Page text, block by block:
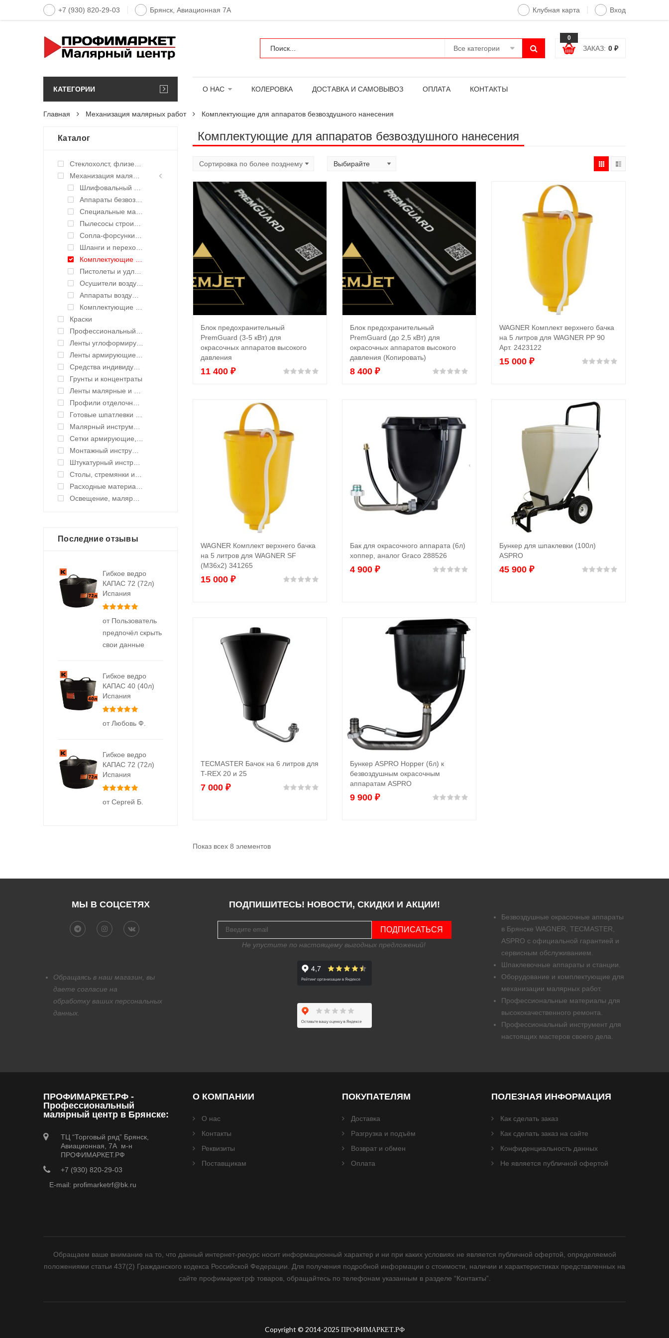
+7 (930) 820-29-03 Брянск, Авиационная 7А Клубная карта Вход
Все категории
0
ЗАКАЗ: 0 ₽
КАТЕГОРИИ О НАС КОЛЕРОВКА ДОСТАВКА И САМОВЫВОЗ ОПЛАТА КОНТАКТЫ
Главная Механизация малярных работ Комплектующие для аппаратов безвоздушного нанесения
Комплектующие для аппаратов безвоздушного нанесения
В корзину
Блок предохранительный
PremGuard (3-5 кВт) для
окрасочных аппаратов высокого
давления
11 400 ₽ из 5
В корзину
Блок предохранительный
PremGuard (до 2,5 кВт) для
окрасочных аппаратов высокого
давления (Копировать)
8 400 ₽
В корзину
WAGNER Комплект верхнего бачка
на 5 литров для WAGNER PP 90
Арт. 2423122
15 000 ₽
В корзину
WAGNER Комплект верхнего бачка
на 5 литров для WAGNER SF
(M36x2) 341265
15 000 ₽
В корзину
Бак для окрасочного аппарата (6л)
хоппер, аналог Graco 288526
4 900 ₽ из 5
В корзину
Бункер для шпаклевки (100л)
ASPRO
45 900 ₽
В корзину
TECMASTER Бачок на 6 литров для
T-REX 20 и 25
7 000 ₽ из 5
В корзину
Бункер ASPRO Hopper (6л) к
безвоздушным окрасочным
аппаратам ASPRO
9 900 ₽
Показ всех 8 элементов
Каталог
Стеклохолст, флизелин малярный
Механизация малярных работ
Шлифовальный электроинструмент
Аппараты безвоздушного нанесения
Специальные масла TSL и жидкости для окрасочных аппаратов
Пылесосы строительные
Сопла-форсунки для безвоздушного нанесения
Шланги и переходники для окрасочных аппаратов
Комплектующие для аппаратов безвоздушного нанесения
Пистолеты и удлинители для безвоздушного нанесения
Осушители воздуха
Аппараты воздушного нанесения
Комплектующие для краскораспылителей воздушного нанесения
Краски
Профессиональный инструмент и оборудование
Ленты углоформирующие, углозащитные
Ленты армирующие для швов и стыков
Средства индивидуальной защиты (СИЗ)
Грунты и концентраты
Ленты малярные и укрывные материалы
Профили отделочные для ГКЛ
Готовые шпатлевки и клея
Малярный инструмент ручной
Сетки армирующие, ленты уплотнительные
Монтажный инструмент
Штукатурный инструмент
Столы, стремянки и подмости
Расходные материалы
Освещение, малярные светильники
Последние отзывы
Гибкое ведро
КАПАС 72 (72л)
Испания
от Пользователь
предпочёл скрыть
свои данные
Гибкое ведро
КАПАС 40 (40л)
Испания
от Любовь Ф.
Гибкое ведро
КАПАС 72 (72л)
Испания
от Сергей Б.
МЫ В СОЦСЕТЯХ
Обращаясь в наш магазин, вы
даете согласие на
обработку ваших персональных
данных.
ПОДПИШИТЕСЬ! НОВОСТИ, СКИДКИ И АКЦИИ!
ПОДПИСАТЬСЯ
Не упустите по настоящему выгодных предложений!
Безвоздушные окрасочные аппараты
в Брянске WAGNER, TECMASTER,
ASPRO с официальной гарантией и
сервисным обслуживанием.
Шпаклевочные аппараты и станции.
Оборудование и комплектующие для
механизации малярных работ.
Профессиональные материалы для
высококачественного ремонта.
Профессиональный инструмент для
настоящих мастеров своего дела.
ПРОФИМАРКЕТ.РФ -
Профессиональный
малярный центр в Брянске:
ТЦ “Торговый ряд” Брянск,
Авиационная, 7А м-н
ПРОФИМАРКЕТ.РФ
+7 (930) 820-29-03
E-mail: profimarketrf@bk.ru
О КОМПАНИИ
О нас
Контакты
Реквизиты
Поставщикам
ПОКУПАТЕЛЯМ
Доставка
Разгрузка и подъём
Возврат и обмен
Оплата
ПОЛЕЗНАЯ ИНФОРМАЦИЯ
Как сделать заказ
Как сделать заказ на сайте
Конфиденциальность данных
Не является публичной офертой
Обращаем ваше внимание на то, что данный интернет-ресурс носит информационный характер и ни при каких условиях не является публичной офертой, определяемой
положениями статьи 437(2) Гражданского кодекса Российской Федерации. Для получения подробной информации о стоимости, наличии и характеристиках представленных на
сайте профимаркет.рф товаров, обращайтесь по телефонам указанным в разделе “Контакты”.
Copyright © 2014-2025 ПРОФИМАРКЕТ.РФ